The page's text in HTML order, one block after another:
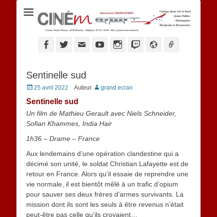
Ciné M
Facebook
TwitterAdresseYouTubeInstagram
TwitchWebsite
Sentinelle sud
Posted
25 avril 2022 Auteur grand.ecran
Sentinelle sud
Un film de Mathieu Gerault avec Niels Schneider,
Sofian Khammes, India Hair
1h36 – Drame – France
Aux lendemains d’une opération clandestine qui a
décimé son unité, le soldat Christian Lafayette est de
retour en France. Alors qu’il essaie de reprendre une
vie normale, il est bientôt mêlé à un trafic d’opium
pour sauver ses deux frères d’armes survivants. La
mission dont ils sont les seuls à être revenus n’était
peut-être pas celle qu’ils croyaient…